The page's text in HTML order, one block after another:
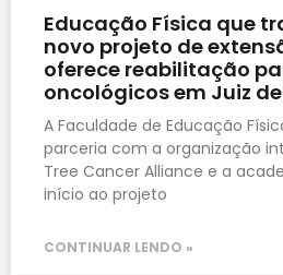
Educação Física que
novo projeto de
oferece reabilitação
oncológicos em Juiz
A Faculdade de Educação
parceria com a organização
Tree Cancer Alliance e a
início ao projeto
CONTINUAR LENDO »